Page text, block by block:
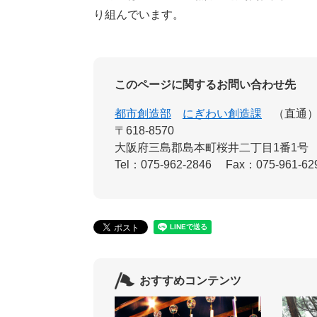
り組んでいます。
このページに関するお問い合わせ先
都市創造部 にぎわい創造課
直通
〒618-8570
大阪府三島郡島本町桜井二丁目1番1号
Tel：075-962-2846
Fax：075-961-
おすすめコンテンツ